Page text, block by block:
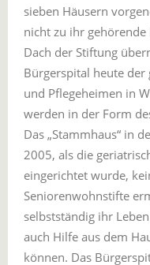
sieben Häusern
nicht zu ihr
Dach der Stiftung
Bürgerspital heute
und Pflegeheimen in
werden in der Form
Das „Stammhaus“ in
2005, als die
eingerichtet wurde,
Seniorenwohnstifte
selbstständig ihr
auch Hilfe aus dem
können. Das